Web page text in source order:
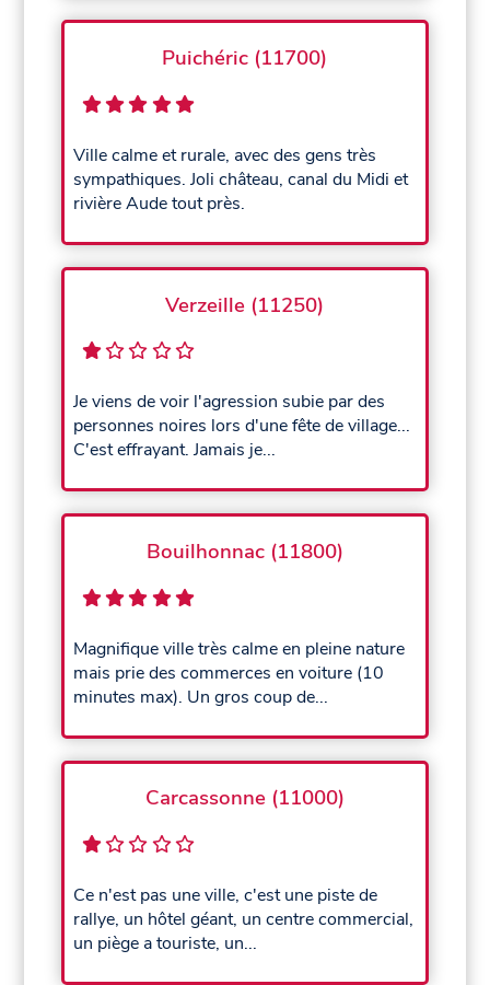
Puichéric (11700)
Ville calme et rurale, avec des gens très
sympathiques. Joli château, canal du Midi et
rivière Aude tout près.
Verzeille (11250)
Je viens de voir l'agression subie par des
personnes noires lors d'une fête de village...
C'est effrayant. Jamais je...
Bouilhonnac (11800)
Magnifique ville très calme en pleine nature
mais prie des commerces en voiture (10
minutes max). Un gros coup de...
Carcassonne (11000)
Ce n'est pas une ville, c'est une piste de
rallye, un hôtel géant, un centre commercial,
un piège a touriste, un...